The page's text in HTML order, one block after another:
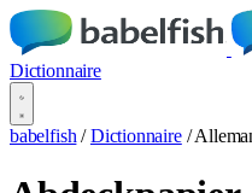
Dictionnaire
babelfish / Dictionnaire /